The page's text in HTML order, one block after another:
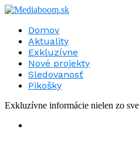
Domov
Aktuality
Exkluzívne
Nové projekty
Sledovanosť
Pikošky
Exkluzívne informácie nielen zo